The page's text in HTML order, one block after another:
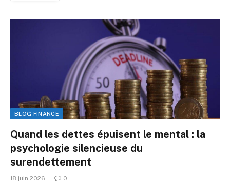
BLOG FINANCE
Quand les dettes épuisent le mental : la
psychologie silencieuse du
surendettement
18 juin 2026 0